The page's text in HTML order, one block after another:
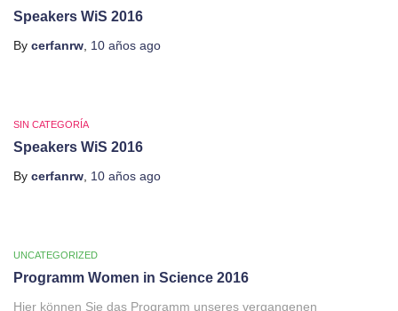
Speakers WiS 2016
By cerfanrw 10 años ago
SIN CATEGORÍA
Speakers WiS 2016
By cerfanrw 10 años ago
UNCATEGORIZED
Programm Women in Science 2016
Hier können Sie das Programm unseres vergangenen